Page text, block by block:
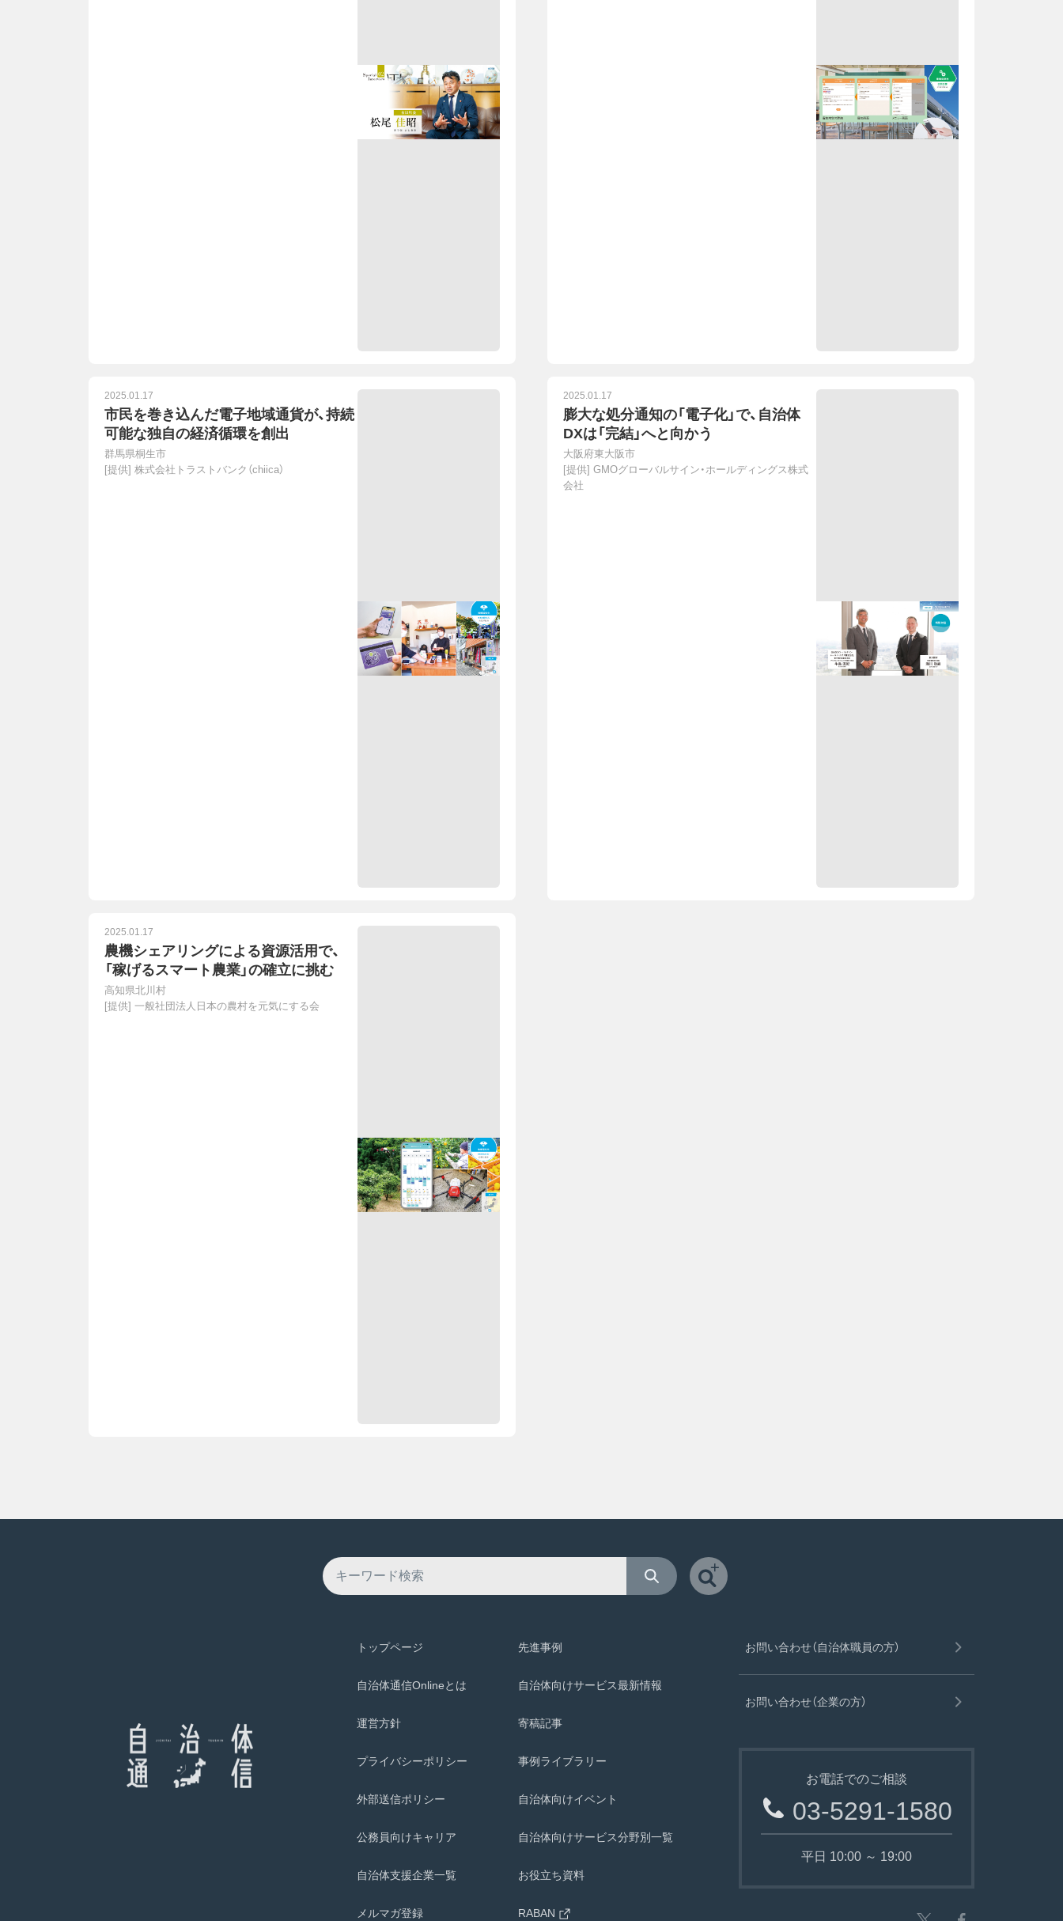
2025.01.17
市民を巻き込んだ電子地域通貨が、持続
可能な独自の経済循環を創出
群馬県桐生市
[提供] 株式会社トラストバンク（chiica）
2025.01.17
膨大な処分通知の「電子化」で、自治体
DXは「完結」へと向かう
大阪府東大阪市
[提供] GMOグローバルサイン・ホールディングス株式
会社
2025.01.17
農機シェアリングによる資源活用で、
「稼げるスマート農業」の確立に挑む
高知県北川村
[提供] 一般社団法人日本の農村を元気にする会
トップページ
自治体通信Onlineとは
運営方針
プライバシーポリシー
外部送信ポリシー
公務員向けキャリア
自治体支援企業一覧
メルマガ登録
先進事例
自治体向けサービス最新情報
寄稿記事
事例ライブラリー
自治体向けイベント
自治体向けサービス分野別一覧
お役立ち資料
RABAN
お問い合わせ（自治体職員の方）
お問い合わせ（企業の方）
お電話でのご相談
03-5291-1580
平日 10:00 ～ 19:00